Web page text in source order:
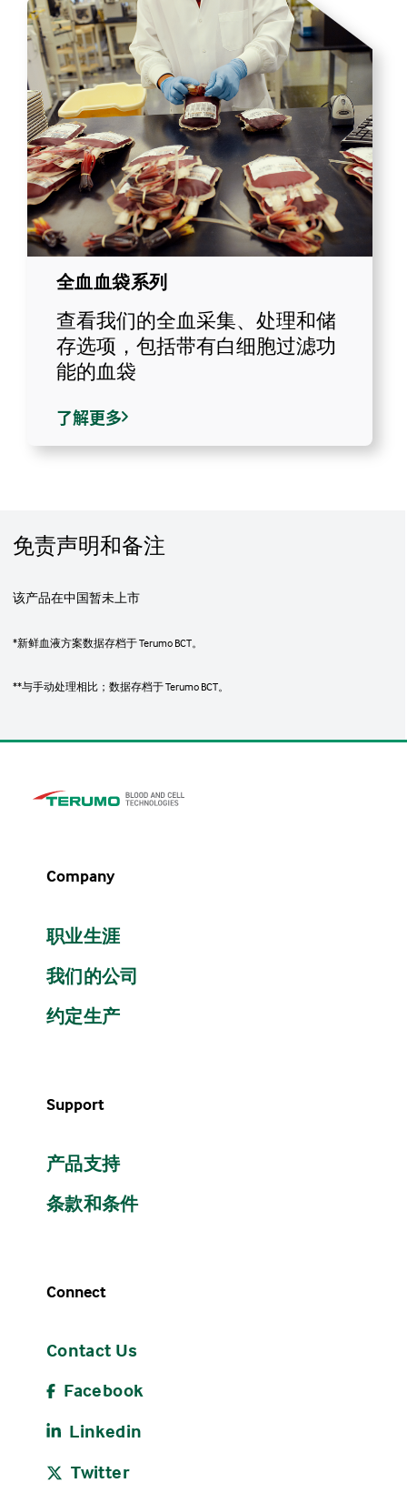
全血血袋系列
查看我们的全血采集、处理和储
存选项，包括带有白细胞过滤功
能的血袋
了解更多
免责声明和备注
该产品在中国暂未上市
*新鲜血液方案数据存档于 Terumo BCT。
**与手动处理相比；数据存档于 Terumo BCT。
Company
职业生涯
我们的公司
约定生产
Support
产品支持
条款和条件
Connect
Contact Us
Facebook
Linkedin
Twitter